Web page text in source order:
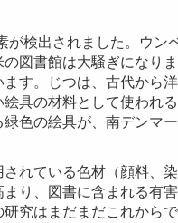
検出されました。ウン
図書館は大騒ぎになり
す。じつは、古代から
具の材料として使われ
色の絵具が、南デンマ
れている色材（顔料、
り、図書に含まれる有
究はまだまだこれからで